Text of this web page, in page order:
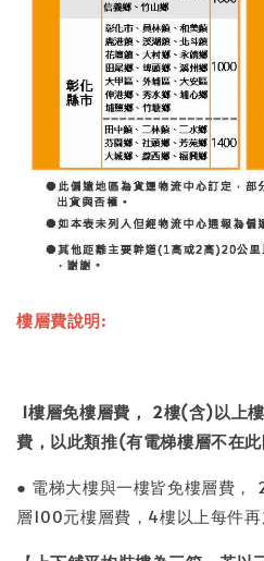
樓層費說明:
1樓層免樓層費， 2樓(含)以上
費，以此類推(有電梯樓層不在此
● 電梯大樓與一樓皆免樓層費，
層100元樓層費 ， 4樓以上每件再